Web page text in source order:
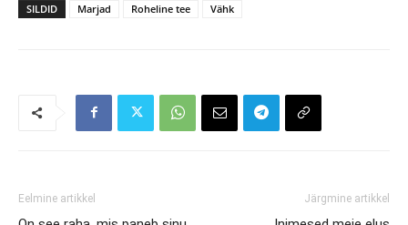
SILDID Marjad Roheline tee Vähk
Eelmine artikkel Järgmine artikkel